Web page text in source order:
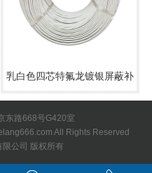
乳白色四芯特氟龙镀银屏蔽补
4*7*0.15
东路668号G420室
All Rights Reserved
限公司 版权所有